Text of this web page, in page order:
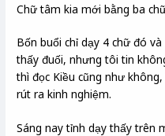
Chữ tâm kia mới bằng ba
Bốn buổi chỉ dạy 4 chữ đó
thấy đuối, nhưng tôi tin
thì đọc Kiều cũng như
rút ra kinh nghiệm.
Sáng nay tỉnh dạy thấy trên